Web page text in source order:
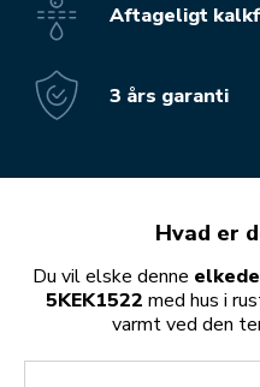
Aftageligt
3 års garanti
Hvad er
Du vil elske denne
5KEK1522 med hus i
varmt ved den